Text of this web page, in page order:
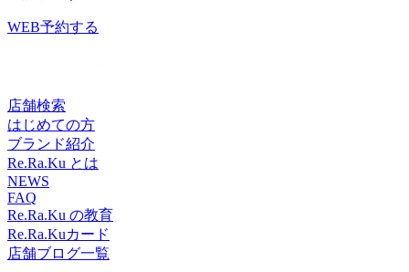
しております♪ 【Re.Ra.Kuルミネ藤沢店】営業時間：10:00～
なっておりますので、素敵なひとときをぜひ受けていただけ
ればと思います！ ★こちらに加え、様々なオプションメニ
ーーーーーーーーーーーーーーーーーーーーーーーーーーー
ーーー 予約はこちらから
→https://reraku.jp/studio/luminefujisawa/booking【疲れる前にお
身体をケアしましょう♪】みなさまのご来店を心よりお待ち
しております♪ 【Re.Ra.Kuルミネ藤沢店】営業時間：10:00～
20:00(最終受付19:30)TEL： 0466-52-6685住所：藤沢市藤沢
438-1ルミネ藤沢4F
大人気コースの"爽快ヘッドスパの時期がやってまいりまし
ースとなっております。またリラク系ボディケアとのお得な
セットコースもご準備♪ 爽快セットコース 50分
6,980円 爽快セットコース 70分
8,980円 爽快セットコース 90分 9,980円どの
分数でも爽快ヘッドスパが10分付いております。長い時間受
けて頂くとよりお得となっておりますので、素敵なひととき
をぜひ受けていただければと思います！ ★こちらに加え、
様々なオプションメニューも取り揃えておりますので気にな
るメニューを組み合わせて受けて頂く事が可能です♪ ーーー
ーーーーーーーー今年も大人気コースの"爽快ヘッドスパの
じる方にもおススメコースとなっております。またリラク系
ボディケアとのお得なセットコースもご準備♪ 爽快
セットコース 50分 6,980円 爽快セットコー
ス 70分 8,980円 爽快セットコース 90分
9,980円どの分数でも爽快ヘッドスパが10分付いて
おります。長い時間受けて頂くとよりお得となっております
ので、素敵なひとときをぜひ受けていただければと思いま
す！ ★こちらに加え、様々なオプションメニューも取り揃
えておりますので気になるメニューを組み合わせて受けて頂
WEB予約する
店舗検索
はじめての方
ブランド紹介
Re.Ra.Ku とは
NEWS
FAQ
Re.Ra.Ku の教育
Re.Ra.Kuカード
店舗ブログ一覧